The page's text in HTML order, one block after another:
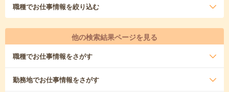
職種でお仕事情報を絞り込む
他の検索結果ページを見る
職種でお仕事情報をさがす
勤務地でお仕事情報をさがす